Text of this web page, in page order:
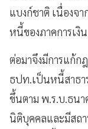
แบงก์ชาติ เนื่องจ
หนี้ของภาคการเ
ต่อมาจึงมีการแก้ก
ธปท.เป็นหนี้สาธา
ขึ้นตาม พ.ร.บ.ธนา
นิติบุคคลและมีสถ